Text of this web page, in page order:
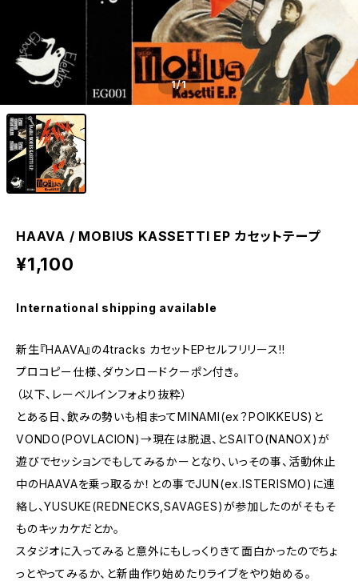
1/1
HAAVA / MOBIUS KASSETTI EP カセットテープ
¥1,100
International shipping available
新生『HAAVA』の4tracks カセットEPセルフリリース!!
プロコピー仕様、ダウンロードクーポン付き。
（以下、レーベルインフォより抜粋）
とある日、飲みの勢いも相まってMINAMI(ex？POIKKEUS)と
VONDO(POVLACION)→現在は脱退、とSAITO(NANOX)が
遊びでセッションでもしてみるかーとなり、いっその事、活動休止
中のHAAVAを乗っ取るか！との事でJUN(ex.ISTERISMO)に連
絡し、YUSUKE(REDNECKS,SAVAGES)が参加したのがそもそ
ものキッカケだとか。
スタジオに入ってみると意外にもしっくりきて面白かったのでちょ
っとやってみるか、と新曲作り始めたりライブをやり始める。